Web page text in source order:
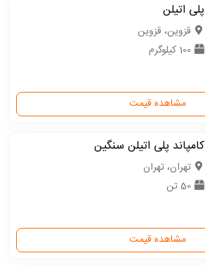
پلی اتیلن
قزوین، قزوین
100 کیلوگرم
مشاهده قیمت
کامپاند پلی اتیلن سنگین
تهران، تهران
50 تن
مشاهده قیمت